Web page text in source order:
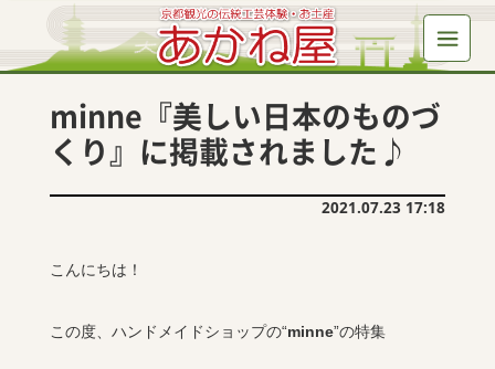
minne『美しい日本のものづ
くり』に掲載されました♪
2021.07.23 17:18
こんにちは！
この度、ハンドメイドショップの“minne”の特集